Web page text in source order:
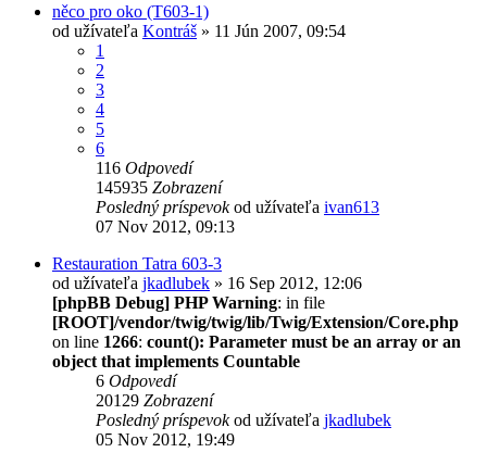
něco pro oko (T603-1)
od užívateľa Kontráš » 11 Jún 2007, 09:54
1
2
3
4
5
6
116 Odpovedí
145935 Zobrazení
Posledný príspevokod užívateľa ivan613
07 Nov 2012, 09:13
Restauration Tatra 603-3
od užívateľa jkadlubek » 16 Sep 2012, 12:06
[phpBB Debug] PHP Warning: in file
[ROOT]/vendor/twig/twig/lib/Twig/Extension/Core.php
on line 1266: count(): Parameter must be an array or an
object that implements Countable
6 Odpovedí
20129 Zobrazení
Posledný príspevokod užívateľa jkadlubek
05 Nov 2012, 19:49